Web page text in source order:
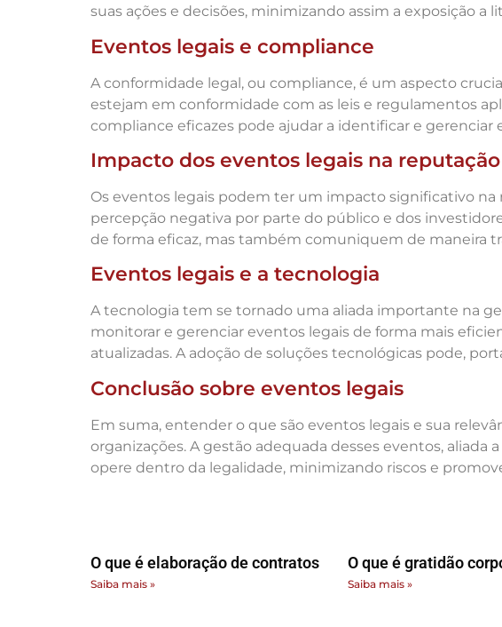
suas ações e decisões, minimizando assim a exposição a
Eventos legais e compliance
A conformidade legal, ou compliance, é um aspecto
estejam em conformidade com as leis e regulamentos
compliance eficazes pode ajudar a identificar e
Impacto dos eventos legais na
Os eventos legais podem ter um impacto significativo
percepção negativa por parte do público e dos
de forma eficaz, mas também comuniquem de maneira
Eventos legais e a tecnologia
A tecnologia tem se tornado uma aliada importante na
monitorar e gerenciar eventos legais de forma mais
atualizadas. A adoção de soluções tecnológicas pode,
Conclusão sobre eventos legais
Em suma, entender o que são eventos legais e sua
organizações. A gestão adequada desses eventos,
opere dentro da legalidade, minimizando riscos e
O que é elaboração de contratos
Saiba mais »
O que é gratidão
Saiba mais »